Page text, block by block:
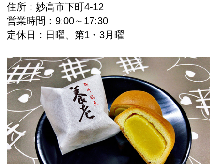
住所： 妙高市下町4-12
営業時間：9:00～17:30
定休日：日曜、第1・3月曜